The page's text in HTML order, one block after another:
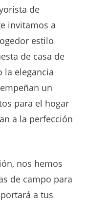
de
invitamos a
estilo
de casa de
la elegancia
un
para el hogar
a la perfección
nos hemos
de campo para
a tus